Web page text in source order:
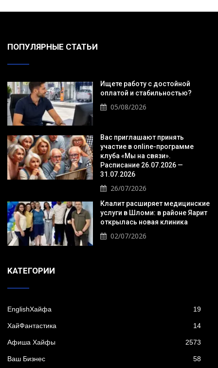
ПОПУЛЯРНЫЕ СТАТЬИ
Ищете работу с достойной
оплатой и стабильностью?
05/08/2026
Вас приглашают принять
участие в online-программе
клуба «Мы на связи».
Расписание 26.07.2026 —
31.07.2026
26/07/2026
Клалит расширяет медицинские
услуги в Шломи: в районе Яарит
открылась новая клиника
02/07/2026
KАТЕГОРИИ
EnglishХайфа 19
XайФантастика 14
Афиша Хайфы 2573
Ваш Бизнес 58